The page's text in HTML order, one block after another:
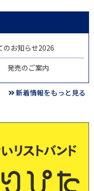
のお知らせ2026
発売のご案内
新着情報をもっと見る